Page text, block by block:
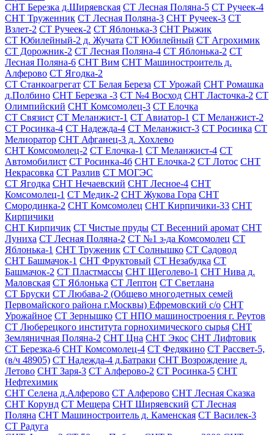
СНТ Березка д.Ширяевская СТ Лесная Поляна-5 СТ Ручеек-4
СНТ Труженник СТ Лесная Поляна-3 СНТ Ручеек-3 СТ
Взлет-2 СТ Ручеек-2 СТ Яблонька-3 СНТ Рыжик
СТ Юбилейный-2 д. Жучата СТ Юбилейный СТ Агрохимик
СТ Дорожник-2 СТ Лесная Поляна-4 СТ Яблонька-2 СТ
Лесная Поляна-6 СНТ Вим СНТ Машиностроитель д.
Алферово СТ Ягодка-2
СТ Станкоагрегат СТ Белая Береза СТ Урожай СНТ Ромашка
д.Полбино СНТ Березка -3 СТ №4 Восход СНТ Ласточка-2 СТ
Олимпийский СНТ Комсомолец-3 СТ Елочка
СТ Связист СТ Меланжист-1 СТ Авиатор-1 СТ Меланжист-2
СТ Росинка-4 СТ Надежда-4 СТ Меланжист-3 СТ Росинка СТ
Мелиоратор СНТ Афганец-3 д. Хохлево
СНТ Комсомолец-2 СТ Елочка-1 СТ Меланжист-4 СТ
Автомобилист СТ Росинка-4б СНТ Елочка-2 СТ Лотос СНТ
Некрасовка СТ Разлив СТ МОГЭС
СТ Ягодка СНТ Нечаевский СНТ Лесное-4 СНТ
Комсомолец-1 СТ Медик-2 СНТ Жукова Гора СНТ
Смородинка-2 СНТ Комсомолец СНТ Кирпичики-33 СНТ
Кирпичики
СНТ Кирпичик СТ Чистые пруды СТ Весенний аромат СНТ
Луниха СТ Лесная Поляна-2 СТ №1 з-да Комсомолец СТ
Яблонька-1 СНТ Труженик СТ Солнышко СТ Садовод
СНТ Башмачок-1 СНТ Фруктовый СТ Незабудка СТ
Башмачок-2 СТ Пластмассы СНТ Щеголево-1 СНТ Нива д.
Маловская СТ Яблонька СТ Лептон СТ Светлана
СТ Бруски СТ Любава-2 (Общево многодетных семей
Первомайского района г.Москвы) Ефремовский с/о СНТ
Урожайное СТ Зернышко СТ НПО машиностроения г. Реутов
СТ Люберецкого института горнохимического сырья СНТ
Земляничная Поляна-2 СНТ Цна СНТ Экос СНТ Лифтовик
СТ Березка-6 СНТ Комсомолец-4 СТ Федякино СТ Рассвет-5,
(в/ч 48905) СТ Надежда-4 д.Батраки СНТ Возрождение д.
Летово СНТ Заря-3 СТ Алферово-2 СТ Росинка-5 СНТ
Нефтехимик
СНТ Селена д.Алферово СТ Алферово СНТ Лесная Сказка
СНТ Корунд СТ Мещера СНТ Ширяевский СТ Лесная
Поляна СНТ Машиностроитель д. Каменская СТ Василек-3
СТ Радуга